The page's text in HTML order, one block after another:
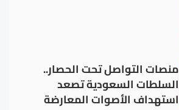
منصات التواصل تحت الحصار..
السلطات السعودية تصعد
استهداف الأصوات المعارضة